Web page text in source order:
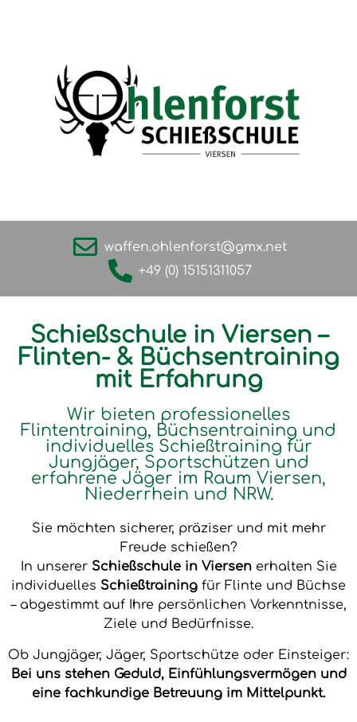
waffen.ohlenforst@gmx.net
+49 (0) 15151311057
Schießschule in Viersen –
Flinten- & Büchsentraining
mit Erfahrung
Wir bieten professionelles
Flintentraining, Büchsentraining und
individuelles Schießtraining für
Jungjäger, Sportschützen und
erfahrene Jäger im Raum Viersen,
Niederrhein und NRW.
Sie möchten sicherer, präziser und mit mehr
Freude schießen?
In unserer Schießschule in Viersenerhalten Sie
individuelles Schießtraining für Flinte und Büchse
– abgestimmt auf Ihre persönlichen Vorkenntnisse,
Ziele und Bedürfnisse.
Ob Jungjäger, Jäger, Sportschütze oder Einsteiger:
Bei uns stehen Geduld, Einfühlungsvermögen und
eine fachkundige Betreuung im Mittelpunkt.